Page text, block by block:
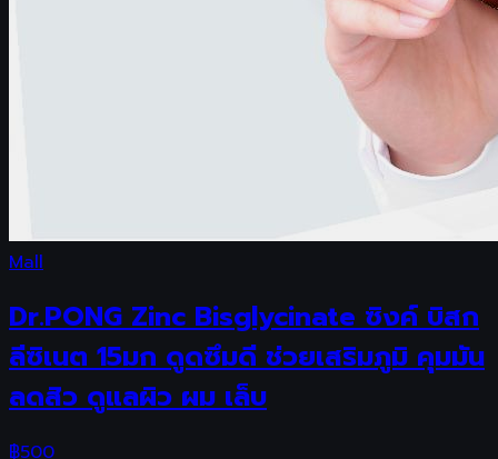
Mall
Dr.PONG Zinc Bisglycinate ซิงค์ บิสก
ลีซิเนต 15มก ดูดซึมดี ช่วยเสริมภูมิ คุมมัน
ลดสิว ดูแลผิว ผม เล็บ
฿500